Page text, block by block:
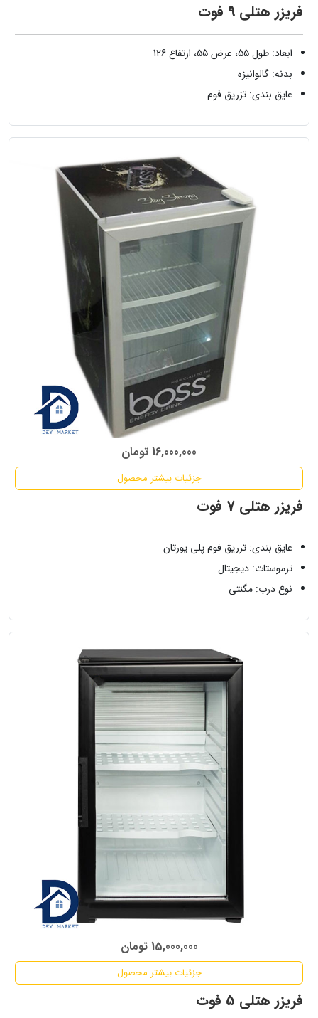
فریزر هتلی 9 فوت
ابعاد: طول 55، عرض 55، ارتفاع 126
بدنه: گالوانیزه
عایق بندی: تزریق فوم
16,000,000 تومان
جزئیات بیشتر محصول
فریزر هتلی 7 فوت
عایق بندی: تزریق فوم پلی یورتان
ترموستات: دیجیتال
نوع درب: مگنتی
15,000,000 تومان
جزئیات بیشتر محصول
فریزر هتلی 5 فوت